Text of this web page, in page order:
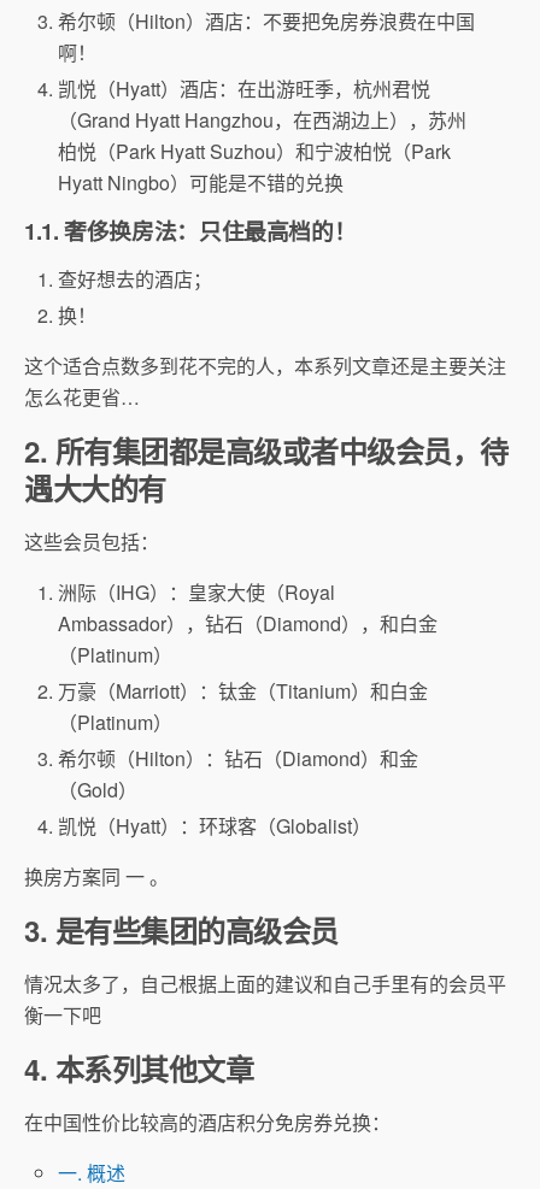
希尔顿（Hilton）酒店：不要把免房券浪费在中国
啊！
凯悦（Hyatt）酒店：在出游旺季，杭州君悦
（Grand Hyatt Hangzhou，在西湖边上），苏州
柏悦（Park Hyatt Suzhou）和宁波柏悦（Park
Hyatt Ningbo）可能是不错的兑换
1.1.奢侈换房法：只住最高档的！
查好想去的酒店；
换！
这个适合点数多到花不完的人，本系列文章还是主要关注
怎么花更省…
2. 所有集团都是高级或者中级会员，待
遇大大的有
这些会员包括：
洲际（IHG）：皇家大使（Royal
Ambassador），钻石（Diamond），和白金
（Platinum）
万豪（Marriott）：钛金（Titanium）和白金
（Platinum）
希尔顿（Hilton）：钻石（Diamond）和金
（Gold）
凯悦（Hyatt）：环球客（Globalist）
换房方案同 一 。
3. 是有些集团的高级会员
情况太多了，自己根据上面的建议和自己手里有的会员平
衡一下吧
4. 本系列其他文章
在中国性价比较高的酒店积分免房券兑换：
一. 概述